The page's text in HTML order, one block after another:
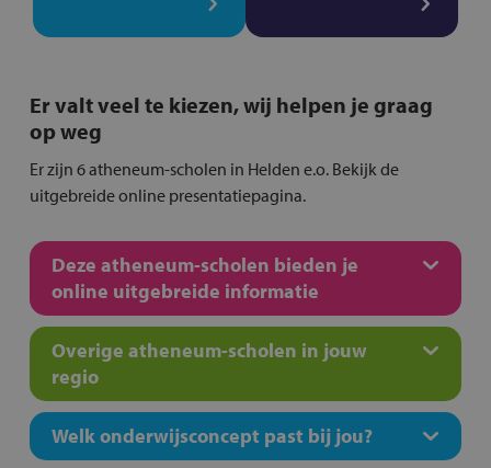
Er valt veel te kiezen, wij helpen je graag
op weg
Er zijn 6 atheneum-scholen in Helden e.o. Bekijk de
uitgebreide online presentatiepagina.
Deze atheneum-scholen bieden je
online uitgebreide informatie
Overige atheneum-scholen in jouw
regio
Welk onderwijsconcept past bij jou?